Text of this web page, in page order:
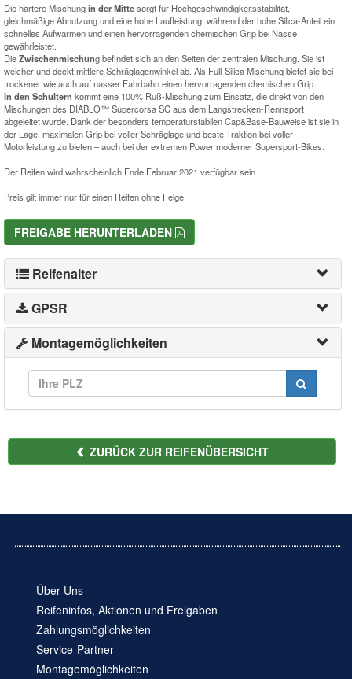
Die härtere Mischungin der Mittesorgt für Hochgeschwindigkeitsstabilität,
gleichmäßige Abnutzung und eine hohe Laufleistung, während der hohe Silica-Anteil ein
schnelles Aufwärmen und einen hervorragenden chemischen Grip bei Nässe
gewährleistet.
DieZwischenmischung befindet sich an den Seiten der zentralen Mischung. Sie ist
weicher und deckt mittlere Schräglagenwinkel ab. Als Full-Silica Mischung bietet sie bei
trockener wie auch auf nasser Fahrbahn einen hervorragenden chemischen Grip.
In den Schultern kommt eine 100% Ruß-Mischung zum Einsatz, die direkt von den
Mischungen des DIABLO™ Supercorsa SC aus dem Langstrecken-Rennsport
abgeleitet wurde. Dank der besonders temperaturstabilen Cap&Base-Bauweise ist sie in
der Lage, maximalen Grip bei voller Schräglage und beste Traktion bei voller
Motorleistung zu bieten – auch bei der extremen Power moderner Supersport-Bikes.
Der Reifen wird wahrscheinlich Ende Februar 2021 verfügbar sein.
Preis gilt immer nur für einen Reifen ohne Felge.
FREIGABE HERUNTERLADEN
Reifenalter
GPSR
Montagemöglichkeiten
ZURÜCK ZUR REIFENÜBERSICHT
Über Uns
Reifeninfos, Aktionen und Freigaben
Zahlungsmöglichkeiten
Service-Partner
Montagemöglichkeiten